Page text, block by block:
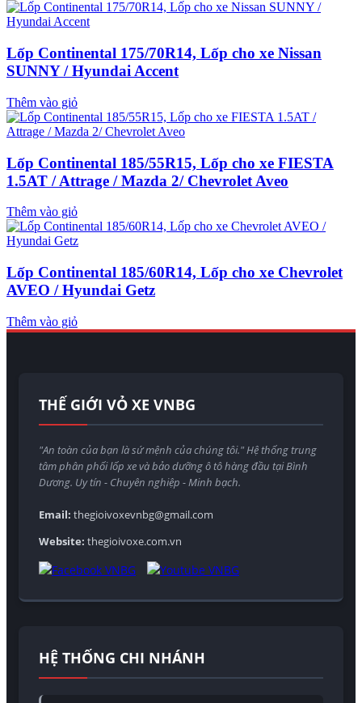
Lốp Continental 175/70R14, Lốp cho xe Nissan
SUNNY / Hyundai Accent
Thêm vào giỏ
Lốp Continental 185/55R15, Lốp cho xe FIESTA
1.5AT / Attrage / Mazda 2/ Chevrolet Aveo
Thêm vào giỏ
Lốp Continental 185/60R14, Lốp cho xe Chevrolet
AVEO / Hyundai Getz
Thêm vào giỏ
THẾ GIỚI VỎ XE VNBG
"An toàn của bạn là sứ mệnh của chúng tôi." Hệ thống trung
tâm phân phối lốp xe và bảo dưỡng ô tô hàng đầu tại Bình
Dương. Uy tín - Chuyên nghiệp - Minh bạch.
Email: thegioivoxevnbg@gmail.com
Website: thegioivoxe.com.vn
HỆ THỐNG CHI NHÁNH